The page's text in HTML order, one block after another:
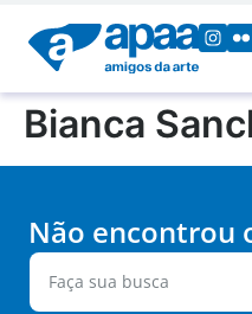
Bianca
Não encontrou